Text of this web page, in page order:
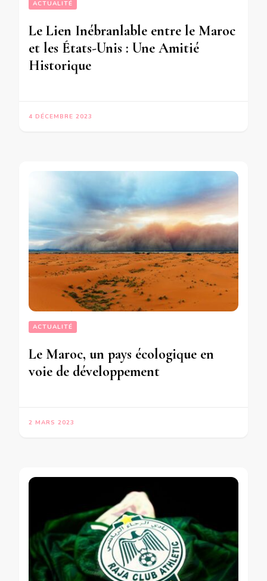
ACTUALITÉ
Le Lien Inébranlable entre le Maroc
et les États-Unis : Une Amitié
Historique
4 DÉCEMBRE 2023
ACTUALITÉ
Le Maroc, un pays écologique en
voie de développement
2 MARS 2023